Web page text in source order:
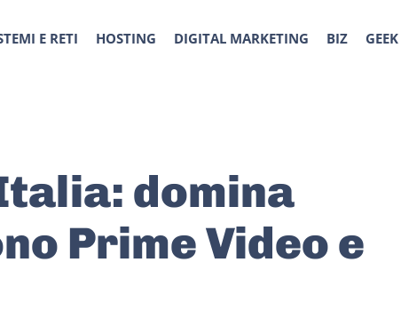
E RETI HOSTING DIGITAL MARKETING BIZ GEEK
domina
Prime Video e